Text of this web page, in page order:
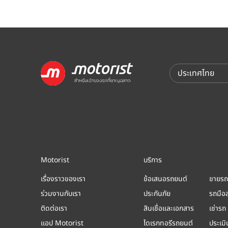
Motorist
เรื่องราวของเรา
ร่วมงานกับเรา
ติดต่อเรา
แอป Motorist
บริการ
ข้อเสนอรถยนต์
ประกันภัย
สินเชื่อและเอกสาร
ไดเรกทอรีรถยนต์
ขายร
รถมือ
เช่ารถ
ประเ